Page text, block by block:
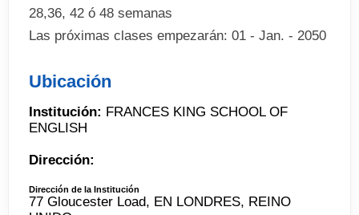
28,36, 42 ó 48 semanas
Las próximas clases empezarán: 01 - Jan. - 2050
Ubicación
Institución: FRANCES KING SCHOOL OF
ENGLISH
Dirección:
Dirección de la Institución
77 Gloucester Load, EN LONDRES, REINO